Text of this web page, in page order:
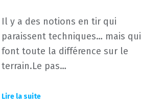
Il y a des notions en tir qui
paraissent techniques… mais qui
font toute la différence sur le
terrain.Le pas…